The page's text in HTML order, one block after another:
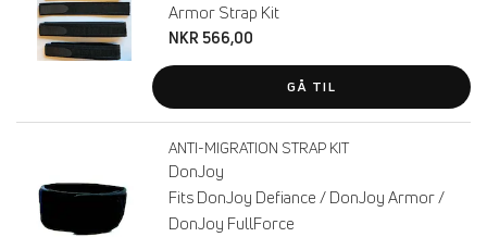
Armor Strap Kit
NKR 566,00
GÅ TIL
ANTI-MIGRATION STRAP KIT
DonJoy
Fits DonJoy Defiance / DonJoy Armor /
DonJoy FullForce